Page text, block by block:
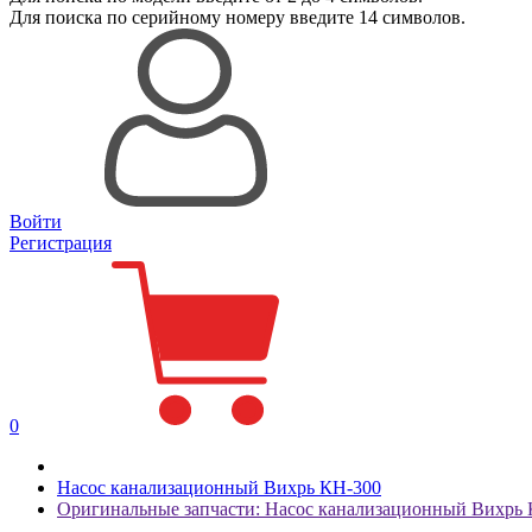
Для поиска по серийному номеру введите 14 символов.
Войти
Регистрация
0
Насос канализационный Вихрь КН-300
Оригинальные запчасти: Насос канализационный